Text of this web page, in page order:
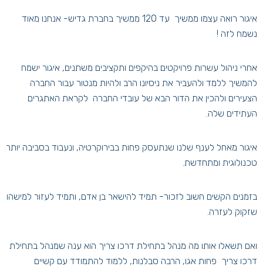
איגור רואה עצמו ממשיך עד 120 ממשיך בחברת גדיש- אנחנו מאוד
נשמח לזה !
אחרי ניהול עשרות פרויקטים בהיקפים ותקציבים משתנים, איגור ישמח
להמשיך ללמד ולהעביר את ניסיונו הרב ולהיות מנטור עבור החברה
הצעירים ולהכין את הדור הבא של עובדי החברה לקראת האתגרים
העתידים שלה.
איגור מאחל לענף שלנו שנתעסק פחות בבירוקרטיה, ונעבוד בסביבה יותר
טכנולוגית ומתחדשת.
בזמנים הקשים חשוב לזכור- תמיד להישאר בן אדם, ותמיד לעזור למישהו
שזקוק לעזרה.
ואם תשאלו אותו מה מנהל בתחילת דרכו צריך הוא ענה שמנהל בתחילת
דרכו צריך פחות אגו, הרבה סבלנות, ללמוד להתמודד עם קשיים